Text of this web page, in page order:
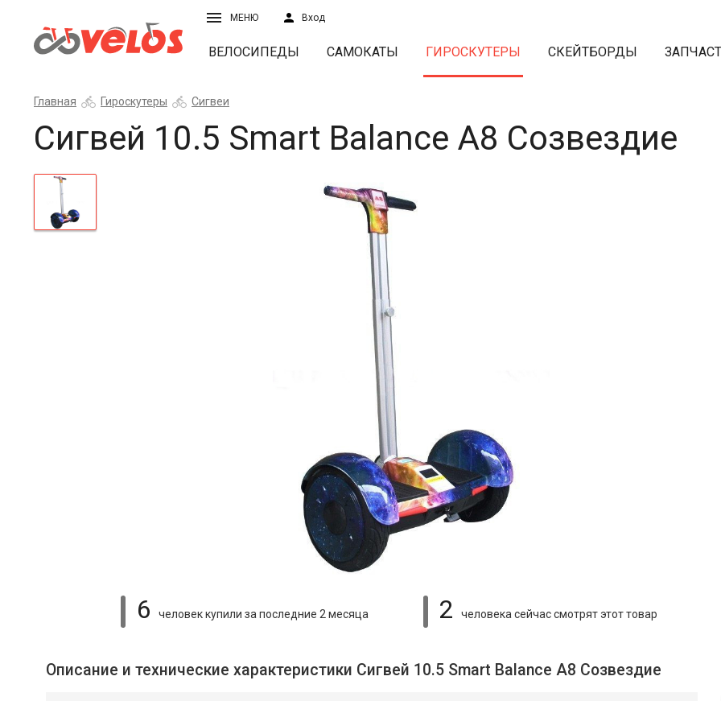
МЕНЮ Вход
ВЕЛОСИПЕДЫ САМОКАТЫ ГИРОСКУТЕРЫ СКЕЙТБОРДЫ
Главная Гироскутеры Сигвеи
Сигвей 10.5 Smart Balance A8 Созвездие
6 человек купили за последние 2 месяца 2 человека сейчас смотрятэтот товар
Описание и технические характеристики Сигвей 10.5 Smart Balance A8 Созвездие